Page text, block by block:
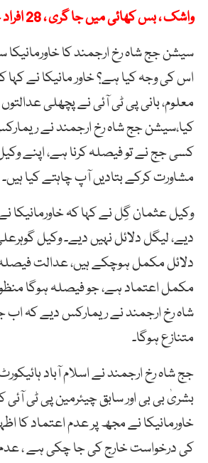
واشک ، بس کھائی میں جا گری ، 28 افراد جاں بحق ، 22 زخمی
سیشن جج شاہ رخ ارجمند کا خاورمانیکا
اس کی وجہ کیا ہے؟ خاور مانیکا نے
معلوم، بانی پی ٹی آئی نے پچھلی
کیا،سیشن جج شاہ رخ ارجمند نے
کسی جج نے تو فیصلہ کرنا ہے، اپنے
مشاورت کرکے بتادیں آپ چاہتے کیا ہیں۔
وکیل عثمان گِل نے کہا کہ خاورمانیکا
دیے، لیگل دلائل نہیں دیے۔ وکیل
دلائل مکمل ہوچکے ہیں، عدالت
مکمل اعتماد ہے، جو فیصلہ ہوگا
شاہ رخ ارجمند نے ریمارکس دیے کہ اب
متنازع ہوگا۔
جج شاہ رخ ارجمند نے اسلام آباد
بشریٰ بی بی اور سابق چیئرمین پی ٹی آئی
خاورمانیکا نے مجھ پر عدم اعتماد کا
کی درخواست خارج کی جا چکی ہے ، عدم